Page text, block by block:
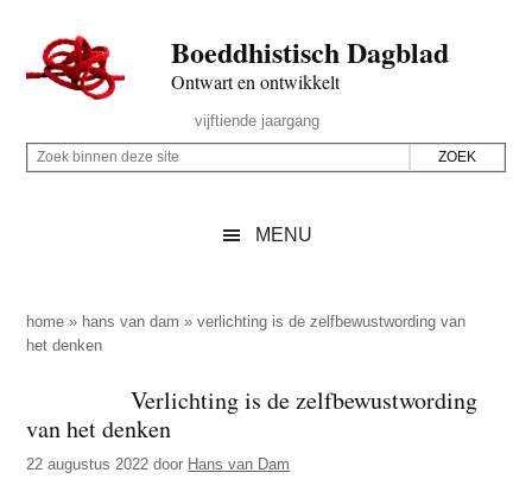
naar
de
inhoud
secondary
naar
de
sidebar
naar
de
Boeddhistisch Dagblad
Ontwart en ontwikkelt
Rechts
vijftiende jaargang
Z
p
d
z
e
Z
i
n
n
d
MENU
home » hans van dam »verlichting is de zelfbewustwording van
het denken
Verlichting is de zelfbewustwording
van het denken
22 augustus 2022 door Hans van Dam